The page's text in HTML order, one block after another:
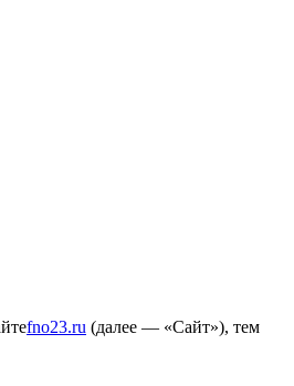
fno23.ru (далее — «Сайт»), тем